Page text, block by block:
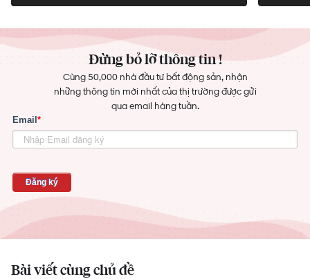
Bài viết cùng chủ đề
Đừng bỏ lỡ thông tin !
Cùng 50,000 nhà đầu tư bất động sản, nhận
những thông tin mới nhất của thị trường được gửi
qua email hàng tuần.